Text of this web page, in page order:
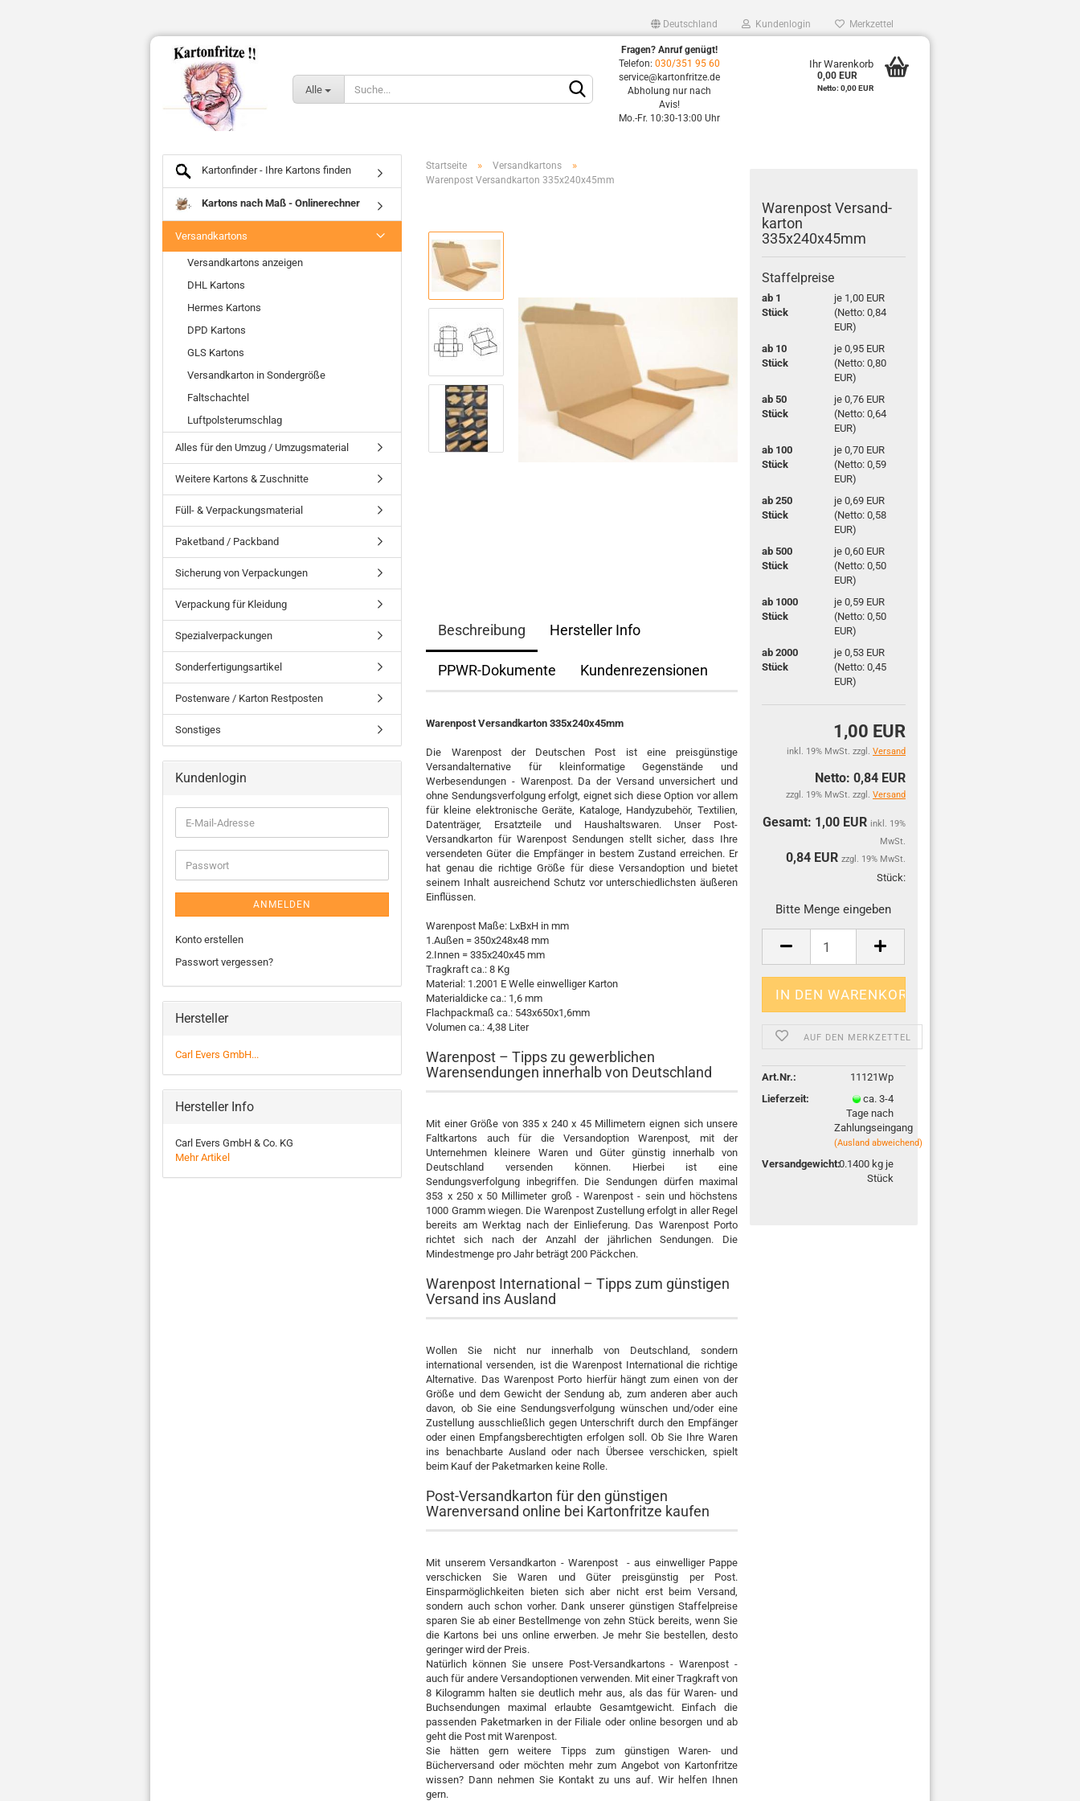
Deutschland Kundenlogin Merkzettel
Alle
Fragen? Anruf genügt!
Telefon:030/351 95 60
service@kartonfritze.de
Abholung nur nach
Avis!
Mo.-Fr. 10:30-13:00 Uhr
Ihr Warenkorb
0,00 EUR
Netto: 0,00 EUR
Startseite » Versandkartons »
Warenpost Versandkarton 335x240x45mm
Wa­ren­post Ver­sand­
kar­ton
335x240x45mm
Staffelpreise
ab 1
Stück
je 1,00 EUR
(Netto: 0,84
EUR)
ab 10
Stück
je 0,95 EUR
(Netto: 0,80
EUR)
ab 50
Stück
je 0,76 EUR
(Netto: 0,64
EUR)
ab 100
Stück
je 0,70 EUR
(Netto: 0,59
EUR)
ab 250
Stück
je 0,69 EUR
(Netto: 0,58
EUR)
ab 500
Stück
je 0,60 EUR
(Netto: 0,50
EUR)
ab 1000
Stück
je 0,59 EUR
(Netto: 0,50
EUR)
ab 2000
Stück
je 0,53 EUR
(Netto: 0,45
EUR)
1,00 EUR
inkl. 19% MwSt. zzgl. Versand
Netto: 0,84 EUR
zzgl. 19% MwSt. zzgl. Versand
Gesamt: 1,00 EUR inkl. 19%
MwSt.
0,84EUR zzgl. 19% MwSt.
Stück:
Bitte Menge eingeben
AUF DEN MERKZETTEL
Art.Nr.:
11121Wp
Lieferzeit:
ca. 3-4
Tage nach
Zahlungseingang
(Ausland abweichend)
Versandgewicht:0.1400kg je
Stück
Beschreibung Hersteller Info
PPWR-Dokumente Kundenrezensionen
Warenpost Versandkarton 335x240x45mm
Die Warenpost der Deutschen Post ist eine preisgünstige
Versandalternative für kleinformatige Gegenstände und
Werbesendungen - Warenpost. Da der Versand unversichert und
ohne Sendungsverfolgung erfolgt, eignet sich diese Option vor allem
für kleine elektronische Geräte, Kataloge, Handyzubehör, Textilien,
Datenträger, Ersatzteile und Haushaltswaren. Unser Post-
Versandkarton für Warenpost Sendungen stellt sicher, dass Ihre
versendeten Güter die Empfänger in bestem Zustand erreichen. Er
hat genau die richtige Größe für diese Versandoption und bietet
seinem Inhalt ausreichend Schutz vor unterschiedlichsten äußeren
Einflüssen.
Warenpost Maße: LxBxH in mm
1.Außen = 350x248x48 mm
2.Innen = 335x240x45 mm
Tragkraft ca.: 8 Kg
Material: 1.2001 E Welle einwelliger Karton
Materialdicke ca.: 1,6 mm
Flachpackmaß ca.: 543x650x1,6mm
Volumen ca.: 4,38 Liter
Warenpost – Tipps zu gewerblichen
Warensendungen innerhalb von Deutschland
Mit einer Größe von 335 x 240 x 45 Millimetern eignen sich unsere
Faltkartons auch für die Versandoption Warenpost, mit der
Unternehmen kleinere Waren und Güter günstig innerhalb von
Deutschland versenden können. Hierbei ist eine
Sendungsverfolgung inbegriffen. Die Sendungen dürfen maximal
353 x 250 x 50 Millimeter groß - Warenpost - sein und höchstens
1000 Gramm wiegen. Die Warenpost Zustellung erfolgt in aller Regel
bereits am Werktag nach der Einlieferung. Das Warenpost Porto
richtet sich nach der Anzahl der jährlichen Sendungen. Die
Mindestmenge pro Jahr beträgt 200 Päckchen.
Warenpost International – Tipps zum günstigen
Versand ins Ausland
Wollen Sie nicht nur innerhalb von Deutschland, sondern
international versenden, ist die Warenpost International die richtige
Alternative. Das Warenpost Porto hierfür hängt zum einen von der
Größe und dem Gewicht der Sendung ab, zum anderen aber auch
davon, ob Sie eine Sendungsverfolgung wünschen und/oder eine
Zustellung ausschließlich gegen Unterschrift durch den Empfänger
oder einen Empfangsberechtigten erfolgen soll. Ob Sie Ihre Waren
ins benachbarte Ausland oder nach Übersee verschicken, spielt
beim Kauf der Paketmarken keine Rolle.
Post-Versandkarton für den günstigen
Warenversand online bei Kartonfritze kaufen
Mit unserem Versandkarton - Warenpost - aus einwelliger Pappe
verschicken Sie Waren und Güter preisgünstig per Post.
Einsparmöglichkeiten bieten sich aber nicht erst beim Versand,
sondern auch schon vorher. Dank unserer günstigen Staffelpreise
sparen Sie ab einer Bestellmenge von zehn Stück bereits, wenn Sie
die Kartons bei uns online erwerben. Je mehr Sie bestellen, desto
geringer wird der Preis.
Natürlich können Sie unsere Post-Versandkartons - Warenpost -
auch für andere Versandoptionen verwenden. Mit einer Tragkraft von
8 Kilogramm halten sie deutlich mehr aus, als das für Waren- und
Buchsendungen maximal erlaubte Gesamtgewicht. Einfach die
passenden Paketmarken in der Filiale oder online besorgen und ab
geht die Post mit Warenpost.
Sie hätten gern weitere Tipps zum günstigen Waren- und
Bücherversand oder möchten mehr zum Angebot von Kartonfritze
wissen? Dann nehmen Sie Kontakt zu uns auf. Wir helfen Ihnen
gern.
Kartonfinder - Ihre Kartons finden
Kartons nach Maß - Onlinerechner
Versandkartons
Versandkartons anzeigen
DHL Kartons
Hermes Kartons
DPD Kartons
GLS Kartons
Versandkarton in Sondergröße
Faltschachtel
Luftpolsterumschlag
Alles für den Umzug / Umzugsmaterial
Weitere Kartons & Zuschnitte
Füll- & Verpackungsmaterial
Paketband / Packband
Sicherung von Verpackungen
Verpackung für Kleidung
Spezialverpackungen
Sonderfertigungsartikel
Postenware / Karton Restposten
Sonstiges
Kundenlogin
ANMELDEN
Konto erstellen
Passwort vergessen?
Hersteller
Carl Evers GmbH...
Hersteller Info
Carl Evers GmbH & Co. KG
Mehr Artikel